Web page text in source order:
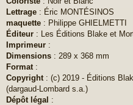
Lettrage : Éric MONTÉSINOS
maquette : Philippe GHIELMETTI
Éditeur : Les Éditions Blake et
Imprimeur :
Dimensions : 289 x 368 mm
Format :
Copyright : (c) 2019 - Éditions
(dargaud-Lombard s.a.)
Dépôt légal :